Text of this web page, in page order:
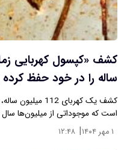
ساله را در خود حفظ
کشف یک کهربای
است که موجوداتی از میلیون‌ها
۱ مهر ۱۴۰۴ | ۱۲:۴۸